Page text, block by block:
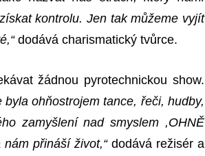
kontrolu. Jen tak můžeme vyjít
dodává charismatický tvůrce.
žádnou pyrotechnickou show.
ohňostrojem tance, řeči, hudby,
zamyšlení nad smyslem ,OHNĚ
přináší život,“dodává režisér a